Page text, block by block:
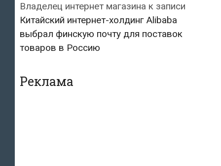
Владелец интернет магазина к записи
Китайский интернет-холдинг Alibaba
выбрал финскую почту для поставок
товаров в Россию
Реклама